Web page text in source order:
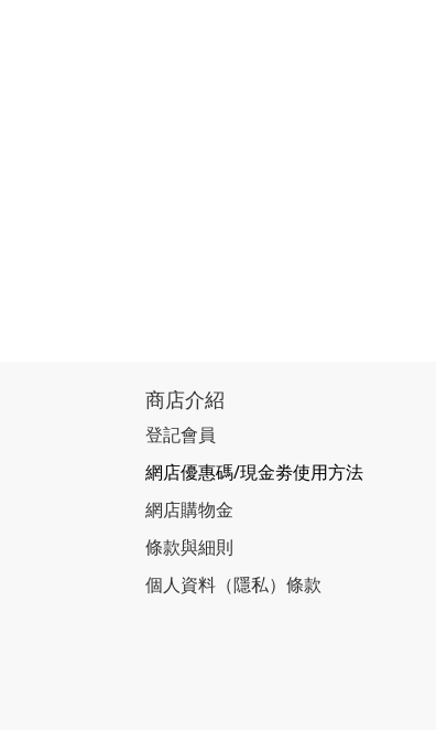
商店介紹
登記會員
網店優惠碼/現金劵使用方法
網店購物金
條款與細則
個人資料（隱私）條款